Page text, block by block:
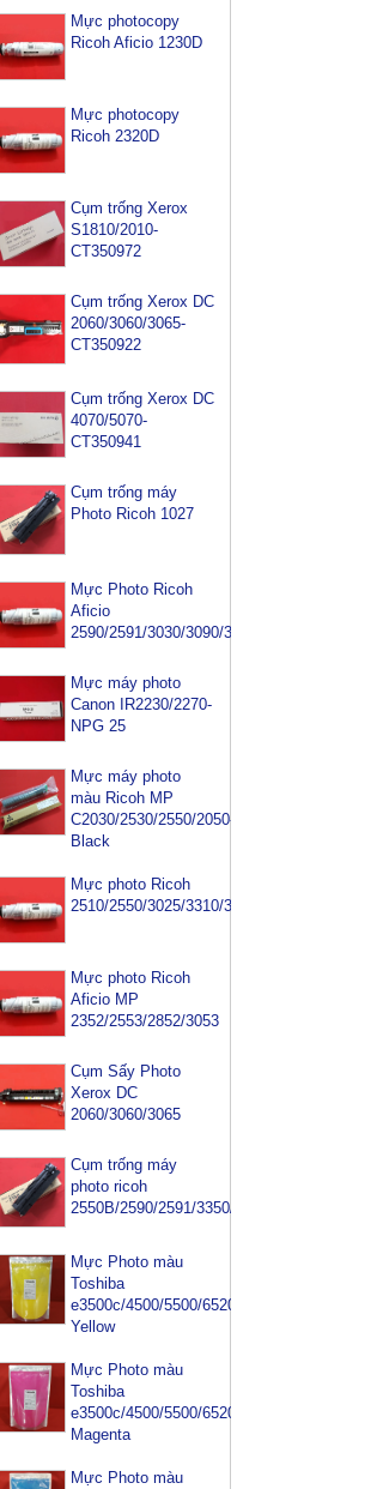
Mực photocopy
Ricoh Aficio 1230D
Mực photocopy
Ricoh 2320D
Cụm trống Xerox
S1810/2010-
CT350972
Cụm trống Xerox DC
2060/3060/3065-
CT350922
Cụm trống Xerox DC
4070/5070-
CT350941
Cụm trống máy
Photo Ricoh 1027
Mực Photo Ricoh
Aficio
2590/2591/3030/3090/3391
Mực máy photo
Canon IR2230/2270-
NPG 25
Mực máy photo
màu Ricoh MP
C2030/2530/2550/2050-
Black
Mực photo Ricoh
2510/2550/3025/3310/3350/3352/3353
Mực photo Ricoh
Aficio MP
2352/2553/2852/3053
Cụm Sấy Photo
Xerox DC
2060/3060/3065
Cụm trống máy
photo ricoh
2550B/2590/2591/3350/3352
Mực Photo màu
Toshiba
e3500c/4500/5500/6520/6540-
Yellow
Mực Photo màu
Toshiba
e3500c/4500/5500/6520/6540-
Magenta
Mực Photo màu